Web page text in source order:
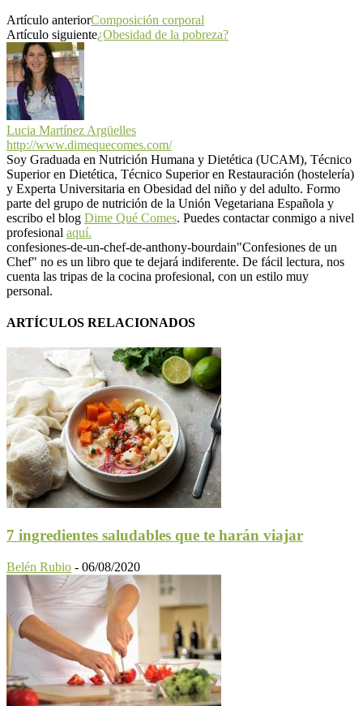
Artículo anteriorComposición corporal
Artículo siguiente¿Obesidad de la pobreza?
Lucia Martínez Argüelles
http://www.dimequecomes.com/
Soy Graduada en Nutrición Humana y Dietética (UCAM), Técnico
Superior en Dietética, Técnico Superior en Restauración (hostelería)
y Experta Universitaria en Obesidad del niño y del adulto. Formo
parte del grupo de nutrición de la Unión Vegetariana Española y
escribo el blog Dime Qué Comes. Puedes contactar conmigo a nivel
profesional aquí.
confesiones-de-un-chef-de-anthony-bourdain"Confesiones de un
Chef" no es un libro que te dejará indiferente. De fácil lectura, nos
cuenta las tripas de la cocina profesional, con un estilo muy
personal.
ARTÍCULOS RELACIONADOS
7 ingredientes saludables que te harán viajar
Belén Rubio - 06/08/2020